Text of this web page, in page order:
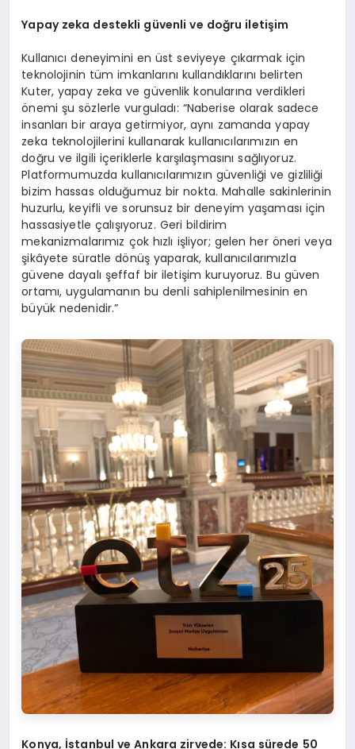
Yapay zeka destekli güvenli ve doğru iletişim
Kullanıcı deneyimini en üst seviyeye çıkarmak için
teknolojinin tüm imkanlarını kullandıklarını belirten
Kuter, yapay zeka ve güvenlik konularına verdikleri
önemi şu sözlerle vurguladı: “Naberise olarak sadece
insanları bir araya getirmiyor, aynı zamanda yapay
zeka teknolojilerini kullanarak kullanıcılarımızın en
doğru ve ilgili içeriklerle karşılaşmasını sağlıyoruz.
Platformumuzda kullanıcılarımızın güvenliği ve gizliliği
bizim hassas olduğumuz bir nokta. Mahalle sakinlerinin
huzurlu, keyifli ve sorunsuz bir deneyim yaşaması için
hassasiyetle çalışıyoruz. Geri bildirim
mekanizmalarımız çok hızlı işliyor; gelen her öneri veya
şikâyete süratle dönüş yaparak, kullanıcılarımızla
güvene dayalı şeffaf bir iletişim kuruyoruz. Bu güven
ortamı, uygulamanın bu denli sahiplenilmesinin en
büyük nedenidir.”
Konya, İstanbul ve Ankara zirvede: Kısa sürede 50